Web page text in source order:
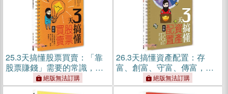
25.3天搞懂股票買賣：「靠
股票賺錢」需要的常識，一
問一答間，輕鬆學起來！
【最新增訂版】
絕版無法訂購
26.3天搞懂資產配置：存
富、創富、守富、傳富，靈
活規劃財富藍圖，投資理財
一把罩！
絕版無法訂購